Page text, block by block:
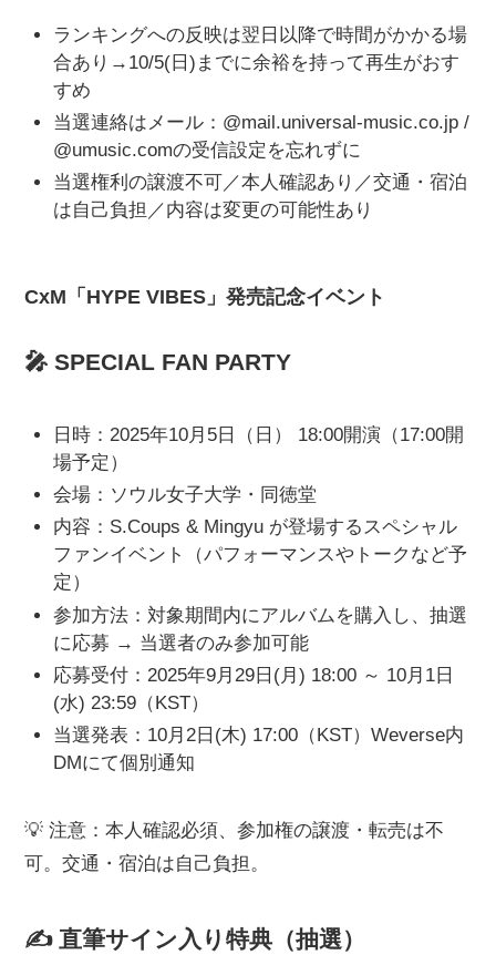
ランキングへの反映は翌日以降で時間がかかる場
合あり→10/5(日)までに余裕を持って再生がおす
すめ
当選連絡はメール：@mail.universal-music.co.jp /
@umusic.comの受信設定を忘れずに
当選権利の譲渡不可／本人確認あり／交通・宿泊
は自己負担／内容は変更の可能性あり
CxM「HYPE VIBES」発売記念イベント
🎤 SPECIAL FAN PARTY
日時：2025年10月5日（日） 18:00開演（17:00開
場予定）
会場：ソウル女子大学・同徳堂
内容：S.Coups & Mingyu が登場するスペシャル
ファンイベント（パフォーマンスやトークなど予
定）
参加方法：対象期間内にアルバムを購入し、抽選
に応募 → 当選者のみ参加可能
応募受付：2025年9月29日(月) 18:00 ～ 10月1日
(水) 23:59（KST）
当選発表：10月2日(木) 17:00（KST）Weverse内
DMにて個別通知
💡 注意：本人確認必須、参加権の譲渡・転売は不
可。交通・宿泊は自己負担。
✍️ 直筆サイン入り特典（抽選）